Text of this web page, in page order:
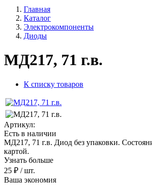
Главная
Каталог
Электрокомпоненты
Диоды
МД217, 71 г.в.
К списку товаров
Артикул:
Есть в наличии
МД217, 71 г.в. Диод без упаковки.
картой.
Узнать больше
25 ₽ / шт.
Ваша экономия